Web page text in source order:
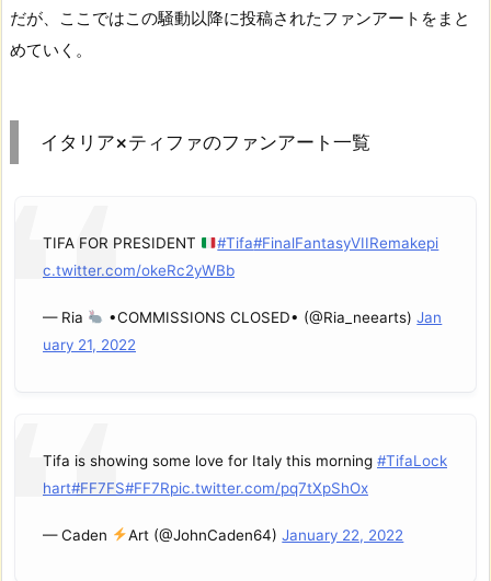
だが、ここではこの騒動以降に投稿されたファンアートをまと
めていく。
イタリア×ティファのファンアート一覧
TIFA FOR PRESIDENT #Tifa#FinalFantasyVIIRemakepi
c.twitter.com/okeRc2yWBb
— Ria •COMMISSIONS CLOSED• (@Ria_neearts)Jan
uary 21, 2022
Tifa is showing some love for Italy this morning #TifaLock
hart#FF7FS#FF7Rpic.twitter.com/pq7tXpShOx
— Caden Art (@JohnCaden64)January 22, 2022